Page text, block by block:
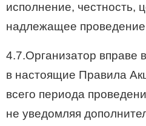
исполнение, честность,
надлежащее
4.7.Организатор вправе
в настоящие Правила
всего периода
не уведомляя